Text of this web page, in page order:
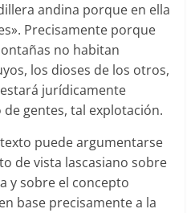
andina porque en ella
Precisamente porque
no habitan
los dioses de los otros,
jurídicamente
gentes, tal explotación.
puede argumentarse
de vista lascasiano sobre
y sobre el concepto
base precisamente a la